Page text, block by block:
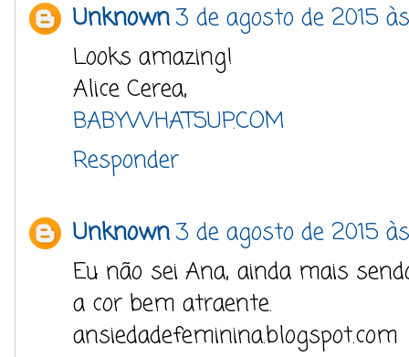
Unknown3 de agosto de 2015
Looks amazing!
Alice Cerea,
BABYWHATSUP.COM
Responder
Unknown3 de agosto de 2015
Eu não sei Ana, ainda mais
a cor bem atraente.
ansiedadefeminina.blogspot.com